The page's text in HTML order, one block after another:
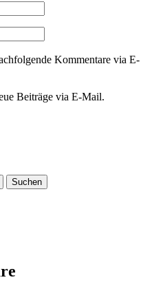
Kommentare via E-
Beiträge via E-Mail.